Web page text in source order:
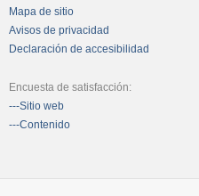
Mapa de sitio
Avisos de privacidad
Declaración de accesibilidad
Encuesta de satisfacción:
---Sitio web
---Contenido